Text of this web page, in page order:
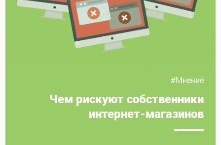
#Мнение
Чем рискуют собственники
интернет-магазинов